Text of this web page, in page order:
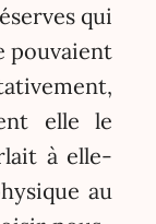
qui
pouvaient
elle le
à elle-
au